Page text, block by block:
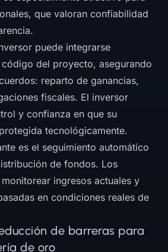
que valoran confiabilidad
puede integrarse
del proyecto, asegurando
reparto de ganancias,
fiscales. El inversor
y confianza en que su
tecnológicamente.
es el seguimiento automático
de fondos. Los
ingresos actuales y
en condiciones reales de
de barreras para
de oro